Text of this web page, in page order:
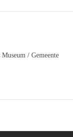
/ Gemeente